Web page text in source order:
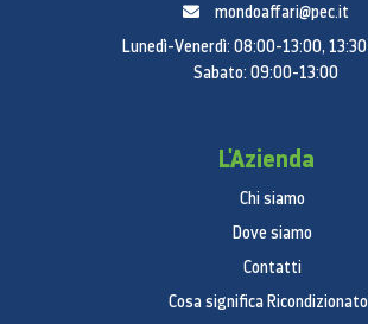
mondoaffari@pec.it
Lunedì-Venerdì: 08:00-13:00,
Sabato: 09:00-13:00
L'Azienda
Chi siamo
Dove siamo
Contatti
Cosa significa